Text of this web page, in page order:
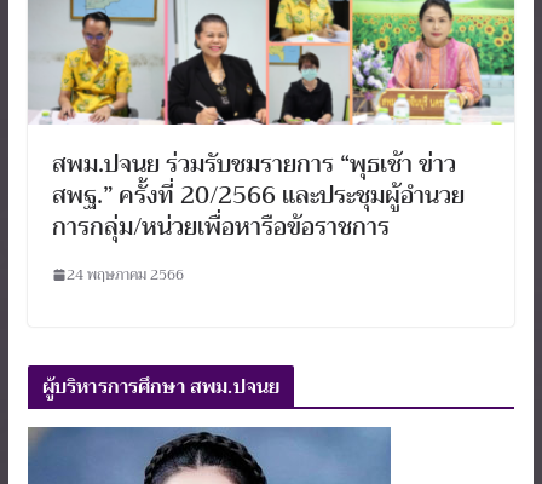
สพม.ปจนย ร่วมรับชมรายการ “พุธเช้า ข่าว
สพฐ.” ครั้งที่ 20/2566 และประชุมผู้อำนวย
การกลุ่ม/หน่วยเพื่อหารือข้อราชการ
24 พฤษภาคม 2566
ผู้บริหารการศึกษา สพม.ปจนย